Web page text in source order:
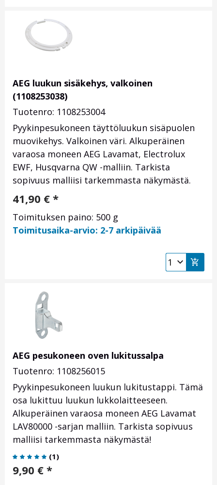
AEG luukun sisäkehys, valkoinen
(1108253038)
Tuotenro: 1108253004
Pyykinpesukoneen täyttöluukun sisäpuolen
muovikehys. Valkoinen väri. Alkuperäinen
varaosa moneen AEG Lavamat, Electrolux
EWF, Husqvarna QW -malliin. Tarkista
sopivuus malliisi tarkemmasta näkymästä.
41,90 € *
Toimituksen paino: 500 g
Toimitusaika-arvio: 2-7 arkipäivää
AEG pesukoneen oven lukitussalpa
Tuotenro: 1108256015
Pyykinpesukoneen luukun lukitustappi. Tämä
osa lukittuu luukun lukkolaitteeseen.
Alkuperäinen varaosa moneen AEG Lavamat
LAV80000 -sarjan malliin. Tarkista sopivuus
malliisi tarkemmasta näkymästä!
(1)
9,90 € *